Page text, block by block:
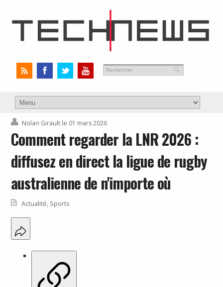
Nolan Girault le 01 mars 2026
Comment regarder la LNR 2026 :
diffusez en direct la ligue de rugby
australienne de n'importe où
Actualité, Sports